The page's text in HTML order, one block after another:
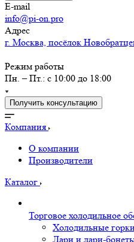
E-mail
info@pi-on.pro
Адрес
г. Москва, посёлок
Режим работы
Пн. – Пт.: с 10:00 до 18:00
Получить консультацию
Компания
О компании
Производители
Каталог
Торговое холодильное
Холодильные
Лари и лари-